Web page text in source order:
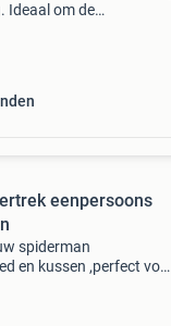
Ideaal om de
eenpersoons
spiderman
en kussen ,perfect voor